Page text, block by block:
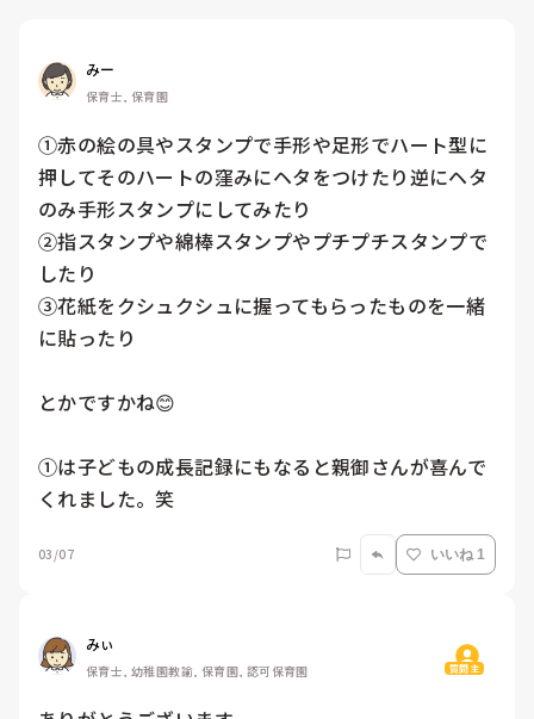
みー
保育士, 保育園
①赤の絵の具やスタンプで手形や足形でハート型に
押してそのハートの窪みにヘタをつけたり逆にヘタ
のみ手形スタンプにしてみたり
②指スタンプや綿棒スタンプやプチプチスタンプで
したり
③花紙をクシュクシュに握ってもらったものを一緒
に貼ったり
とかですかね😊
①は子どもの成長記録にもなると親御さんが喜んで
03/07 いいね 1
みぃ
保育士, 幼稚園教諭, 保育園, 認可保育園 質問主